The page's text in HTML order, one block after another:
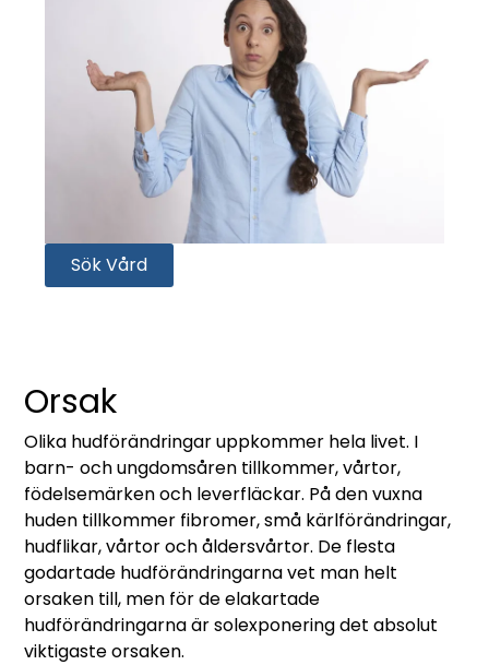
Sök Vård
Orsak
Olika hudförändringar uppkommer hela livet. I
barn- och ungdomsåren tillkommer, vårtor,
födelsemärken och leverfläckar. På den vuxna
huden tillkommer fibromer, små kärlförändringar,
hudflikar, vårtor och åldersvårtor. De flesta
godartade hudförändringarna vet man helt
orsaken till, men för de elakartade
hudförändringarna är solexponering det absolut
viktigaste orsaken.